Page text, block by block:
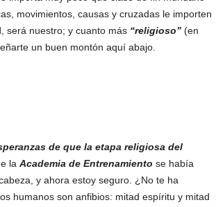
movimientos, causas y cruzadas le importen
será nuestro; y cuanto más “religioso”(en
un buen montón aquí abajo.
de que la etapa religiosa del
la Academia de Entrenamiento se había
y ahora estoy seguro. ¿No te ha
humanos son anfibios: mitad espíritu y mitad